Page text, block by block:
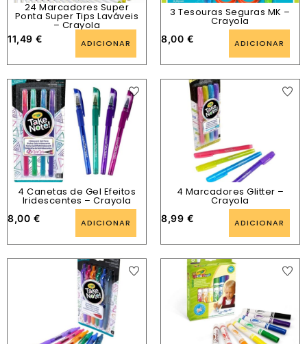
24 Marcadores Super
Ponta Super Tips Laváveis
– Crayola
11,49 € ADICIONAR
3 Tesouras Seguras MK –
Crayola
8,00 € ADICIONAR
4 Canetas de Gel Efeitos
Iridescentes – Crayola
8,00 € ADICIONAR
4 Marcadores Glitter –
Crayola
8,99 € ADICIONAR